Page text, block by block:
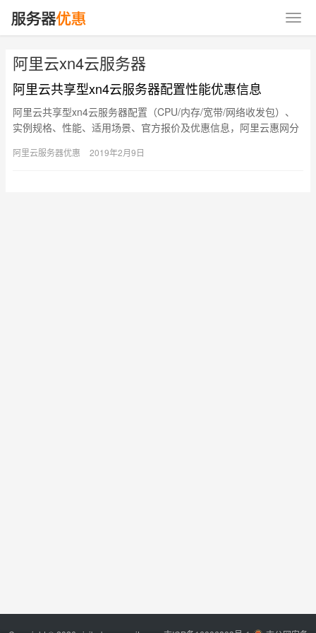
阿里云xn4云服务器
阿里云共享型xn4云服务器配置性能优惠信息
阿里云共享型xn4云服务器配置（CPU/内存/宽带/网络收发包）、
实例规格、性能、适用场景、官方报价及优惠信息，阿里云惠网分
阿里云服务器优惠 2019年2月9日